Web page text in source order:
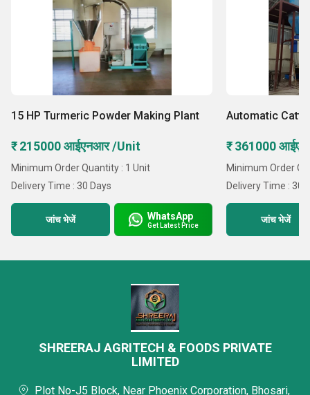
15 HP Turmeric Powder Making Plant
₹ 215000 आईएनआर /Unit
Minimum Order Quantity : 1 Unit
Delivery Time : 30 Days
जांच भेजें WhatsApp
Get Latest Price
Automatic
₹ 361000
Minimum Order
Delivery Time : 30
जांच भेजें
SHREERAJ AGRITECH & FOODS PRIVATE
LIMITED
Plot No-J5 Block, Near Phoenix Corporation, Bhosari,